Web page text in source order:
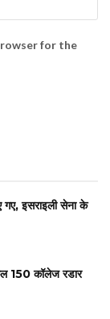
for the
गए, इसराइली सेना के
150 कॉलेज रडार